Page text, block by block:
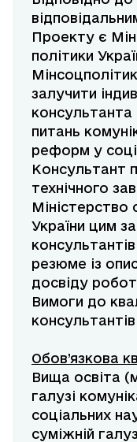
Проекту є
політики
залучити
консультанта
питань
реформ у
Консультант
технічного
Міністерство
України цим
резюме із
досвіду
Вимоги до
Обов’язкова
Вища освіта
галузі
соціальних
суміжній